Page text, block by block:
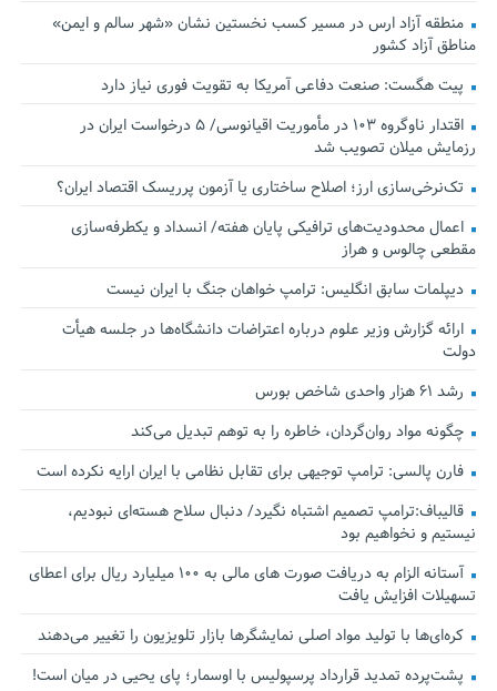
منطقه آزاد ارس در مسیر کسب نخستین نشان «شهر سالم و ایمن»
مناطق آزاد کشور
پیت هگست: صنعت دفاعی آمریکا به تقویت فوری نیاز دارد
اقتدار ناوگروه ۱۰۳ در مأموریت‌ اقیانوسی/ ۵ درخواست ایران در
رزمایش میلان تصویب شد
تک‌نرخی‌سازی ارز؛ اصلاح ساختاری یا آزمون پرریسک اقتصاد ایران؟
اعمال محدودیت‌های ترافیکی پایان هفته/ انسداد و یکطرفه‌سازی
مقطعی چالوس و هراز
دیپلمات سابق انگلیس:‌ ترامپ خواهان جنگ با ایران نیست
ارائه گزارش وزیر علوم درباره اعتراضات دانشگاه‌ها در جلسه هیأت
دولت
رشد ۶۱ هزار واحدی شاخص بورس
چگونه مواد روان‌گردان، خاطره را به توهم تبدیل می‌کند
فارن پالسی: ترامپ توجیهی برای تقابل نظامی با ایران ارایه نکرده است
قالیباف:ترامپ تصمیم اشتباه نگیرد/ دنبال سلاح هسته‌ای نبودیم،
نیستیم و نخواهیم بود
آستانه الزام به دریافت صورت های مالی به ۱۰۰ میلیارد ریال برای اعطای
تسهیلات افزایش یافت
کره‌ای‌ها با تولید مواد اصلی نمایشگرها بازار تلویزیون را تغییر می‌دهند
پشت‌پرده تمدید قرارداد پرسپولیس با اوسمار؛ پای یحیی در میان است!